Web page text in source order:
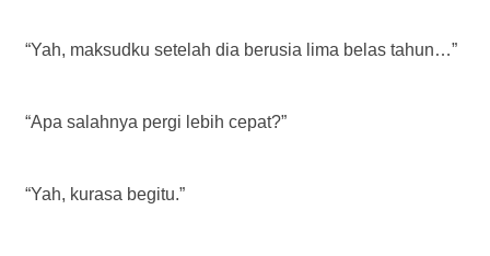
“Yah, maksudku setelah dia berusia lima belas tahun…”
“Apa salahnya pergi lebih cepat?”
“Yah, kurasa begitu.”